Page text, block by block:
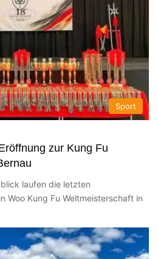
Sport
zur Kung Fu
laufen die letzten
Woo Kung Fu Weltmeisterschaft in